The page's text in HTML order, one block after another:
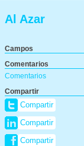
Al Azar
Campos
Comentarios
Comentarios
Compartir
Compartir
Compartir
Compartir